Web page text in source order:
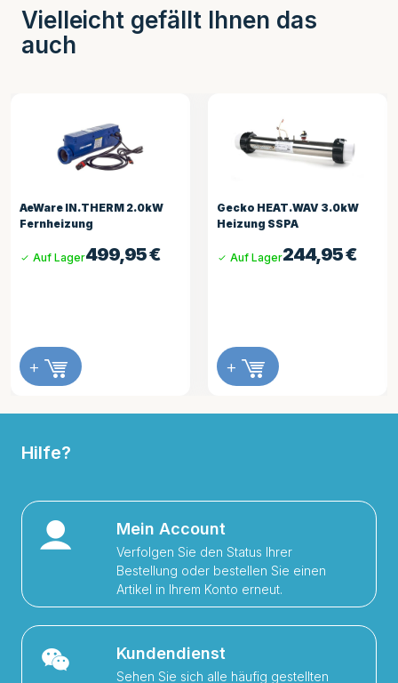
Vielleicht gefällt Ihnen das
auch
2.0kW
€
Gecko HEAT.WAV 3.0kW
244,95€
Auf Lager
AeWare
Auf Lager
Hilfe?
Mein Account
Verfolgen Sie den Status Ihrer
Bestellung oder bestellen Sie einen
Artikel in Ihrem Konto erneut.
Kundendienst
Sehen Sie sich alle häufig gestellten